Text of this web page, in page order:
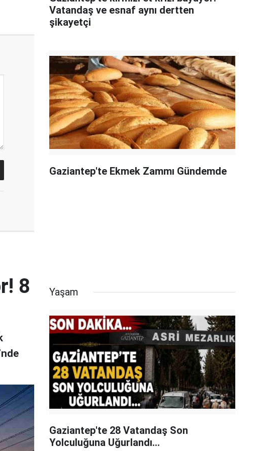
Vatandaş ve esnaf aynı dertten
şikayetçi
Gaziantep'te Ekmek Zammı Gündemde
8
Yaşam
Gaziantep'te 28 Vatandaş Son
Yolculuğuna Uğurlandı...